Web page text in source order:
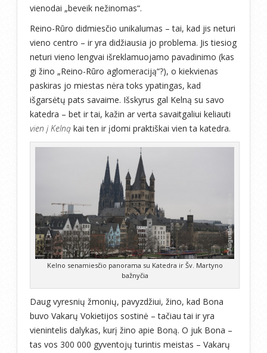
vienodai „beveik nežinomas“.
Reino-Rūro didmiesčio unikalumas – tai, kad jis neturi
vieno centro – ir yra didžiausia jo problema. Jis tiesiog
neturi vieno lengvai išreklamuojamo pavadinimo (kas
gi žino „Reino-Rūro aglomeraciją“?), o kiekvienas
paskiras jo miestas nėra toks ypatingas, kad
išgarsėtų pats savaime. Išskyrus gal Kelną su savo
katedra – bet ir tai, kažin ar verta savaitgaliui keliauti
vien į Kelną kai ten ir įdomi praktiškai vien ta katedra.
Kelno senamiesčio panorama su Katedra ir Šv. Martyno
bažnyčia
Daug vyresnių žmonių, pavyzdžiui, žino, kad Bona
buvo Vakarų Vokietijos sostinė – tačiau tai ir yra
vienintelis dalykas, kurį žino apie Boną. O juk Bona –
tas vos 300 000 gyventojų turintis meistas – Vakarų